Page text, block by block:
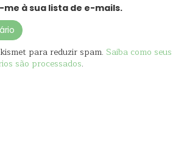
me à sua lista de e-mails.
para reduzir spam. Saiba como seus
são processados.